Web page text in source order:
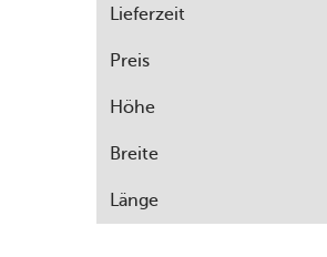
Lieferzeit
Preis
Höhe
Breite
Länge